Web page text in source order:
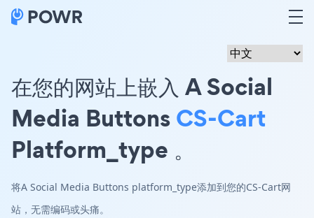
在您的网站上嵌入 A Social
Media ButtonsCS-Cart
Platform_type 。
将A Social Media Buttons platform_type添加到您的CS-Cart网
站，无需编码或头痛。